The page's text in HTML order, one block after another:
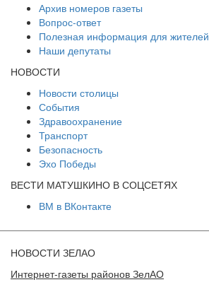
Архив номеров газеты
Вопрос-ответ
Полезная информация для жителей
Наши депутаты
НОВОСТИ
Новости столицы
События
Здравоохранение
Транспорт
Безопасность
Эхо Победы
ВЕСТИ МАТУШКИНО В СОЦСЕТЯХ
ВМ в ВКонтакте
НОВОСТИ ЗЕЛАО
Интернет-газеты районов ЗелАО